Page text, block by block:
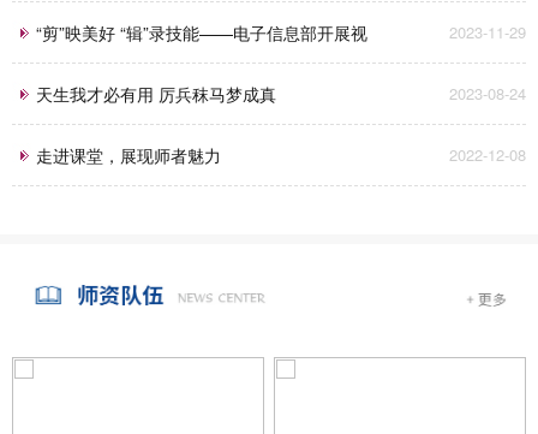
认证考试圆满完成！
“剪”映美好 “辑”录技能——电子信息部开展视
频剪辑专项培训
2023-11-29
天生我才必有用 厉兵秣马梦成真 2023-08-24
走进课堂，展现师者魅力 2022-12-08